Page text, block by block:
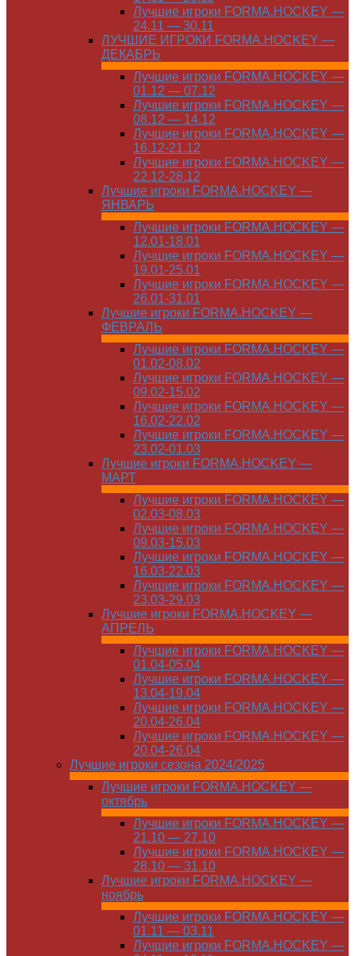
Лучшие игроки FORMA.HOCKEY —
24.11 — 30.11
ЛУЧШИЕ ИГРОКИ FORMA.HOCKEY —
ДЕКАБРЬ
Лучшие игроки FORMA.HOCKEY —
01.12 — 07.12
Лучшие игроки FORMA.HOCKEY —
08.12 — 14.12
Лучшие игроки FORMA.HOCKEY —
16.12-21.12
Лучшие игроки FORMA.HOCKEY —
22.12-28.12
Лучшие игроки FORMA.HOCKEY —
ЯНВАРЬ
Лучшие игроки FORMA.HOCKEY —
12.01-18.01
Лучшие игроки FORMA.HOCKEY —
19.01-25.01
Лучшие игроки FORMA.HOCKEY —
26.01-31.01
Лучшие игроки FORMA.HOCKEY —
ФЕВРАЛЬ
Лучшие игроки FORMA.HOCKEY —
01.02-08.02
Лучшие игроки FORMA.HOCKEY —
09.02-15.02
Лучшие игроки FORMA.HOCKEY —
16.02-22.02
Лучшие игроки FORMA.HOCKEY —
23.02-01.03
Лучшие игроки FORMA.HOCKEY —
МАРТ
Лучшие игроки FORMA.HOCKEY —
02.03-08.03
Лучшие игроки FORMA.HOCKEY —
09.03-15.03
Лучшие игроки FORMA.HOCKEY —
16.03-22.03
Лучшие игроки FORMA.HOCKEY —
23.03-29.03
Лучшие игроки FORMA.HOCKEY —
АПРЕЛЬ
Лучшие игроки FORMA.HOCKEY —
01.04-05.04
Лучшие игроки FORMA.HOCKEY —
13.04-19.04
Лучшие игроки FORMA.HOCKEY —
20.04-26.04
Лучшие игроки FORMA.HOCKEY —
20.04-26.04
Лучшие игроки сезона 2024/2025
Лучшие игроки FORMA.HOCKEY —
октябрь
Лучшие игроки FORMA.HOCKEY —
21.10 — 27.10
Лучшие игроки FORMA.HOCKEY —
28.10 — 31.10
Лучшие игроки FORMA.HOCKEY —
ноябрь
Лучшие игроки FORMA.HOCKEY —
01.11 — 03.11
Лучшие игроки FORMA.HOCKEY —